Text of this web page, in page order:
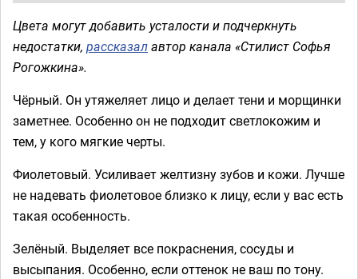
Цвета могут добавить усталости и подчеркнуть
недостатки, рассказалавтор канала «Стилист Софья
Рогожкина».
Чёрный. Он утяжеляет лицо и делает тени и морщинки
заметнее. Особенно он не подходит светлокожим и
тем, у кого мягкие черты.
Фиолетовый. Усиливает желтизну зубов и кожи. Лучше
не надевать фиолетовое близко к лицу, если у вас есть
такая особенность.
Зелёный. Выделяет все покраснения, сосуды и
высыпания. Особенно, если оттенок не ваш по тону.